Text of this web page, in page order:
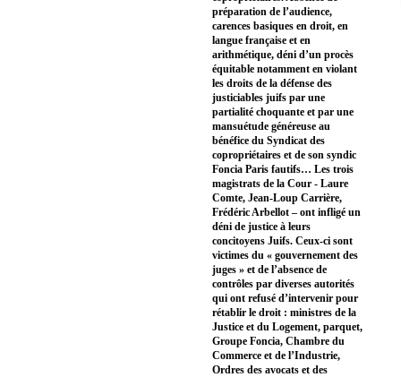
préparation de l’audience,
carences basiques en droit, en
langue française et en
arithmétique, déni d’un procès
équitable notamment en violant
les droits de la défense des
justiciables juifs par une
partialité choquante et par une
mansuétude généreuse au
bénéfice du Syndicat des
copropriétaires et de son syndic
Foncia Paris fautifs… Les trois
magistrats de la Cour - Laure
Comte, Jean-Loup Carrière,
Frédéric Arbellot – ont infligé un
déni de justice à leurs
concitoyens Juifs. Ceux-ci sont
victimes du « gouvernement des
juges » et de l’absence de
contrôles par diverses autorités
qui ont refusé d’intervenir pour
rétablir le droit : ministres de la
Justice et du Logement, parquet,
Groupe Foncia, Chambre du
Commerce et de l’Industrie,
Ordres des avocats et des